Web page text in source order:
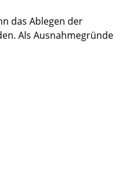
das Ablegen der
Als Ausnahmegründe